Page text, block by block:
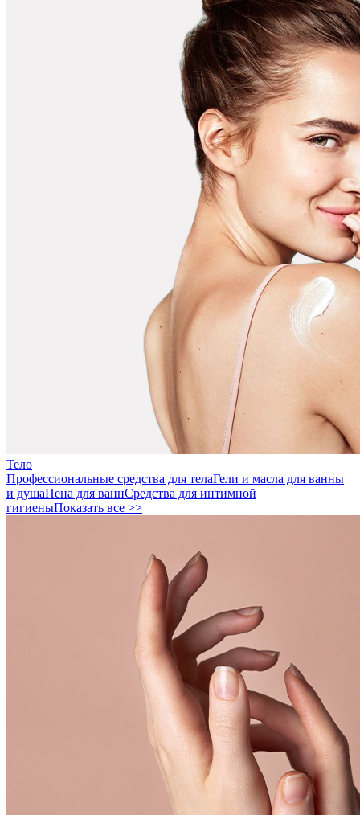
Тело
Профессиональные средства для телаГели и масла для ванны
и душаПена для ваннСредства для интимной
гигиеныПоказать все >>